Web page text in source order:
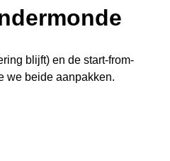
blijft) en de start-from-
we beide aanpakken.